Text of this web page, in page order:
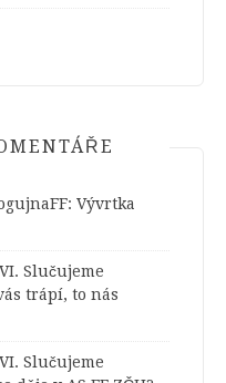
: Vývrtka
Slučujeme
trápí, to nás
Slučujeme